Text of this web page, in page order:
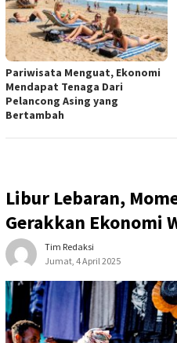
Pariwisata Menguat, Ekonomi
Mendapat Tenaga Dari
Pelancong Asing yang
Bertambah
Libur Lebaran,
Gerakkan Ekonomi
Tim Redaksi
Jumat, 4 April 2025